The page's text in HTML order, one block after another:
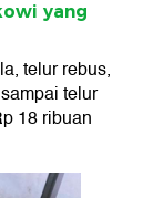
yang
telur rebus,
telur
18 ribuan